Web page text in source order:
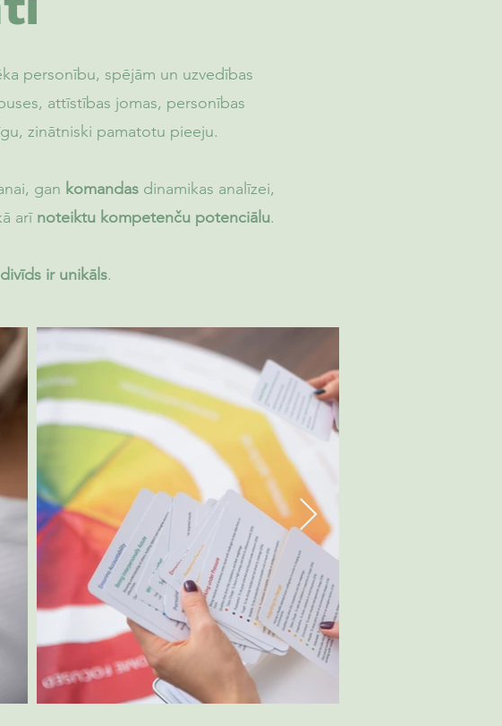
personību, spējām un uzvedības
attīstības jomas, personības
zinātniski pamatotu pieeju.
gan komandas dinamikas analīzei,
arī noteiktu kompetenču potenciālu.
ir unikāls.